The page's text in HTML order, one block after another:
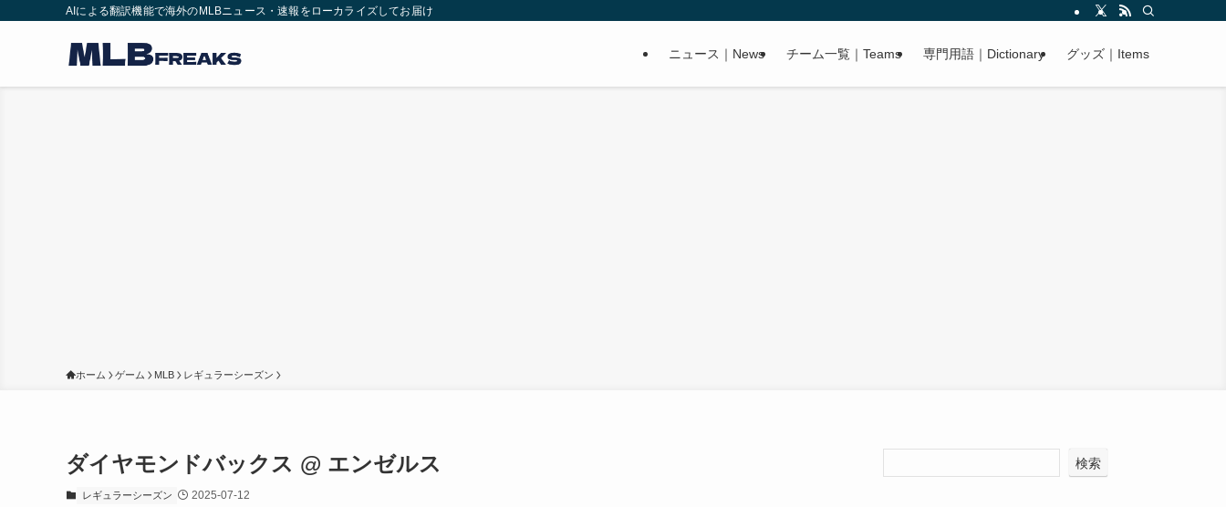
AIによる翻訳機能で海外のMLBニュース・速報をローカライズしてお届け
ニュース｜News チーム一覧｜Teams 専門用語｜Dictionary グッズ｜Items
ホーム ゲーム MLB レギュラーシーズン
ダイヤモンドバックス @ エンゼルス
レギュラーシーズン 2025-07-12
検索